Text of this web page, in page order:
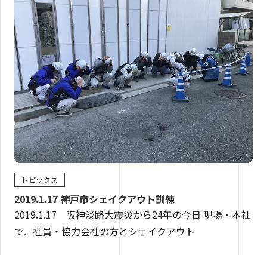
トピックス
2019.1.17 神戸市シェイクアウト訓練
2019.1.17 阪神淡路大震災から24年の今日 現場・本社
で、社員・協力会社の方とシェイクアウト